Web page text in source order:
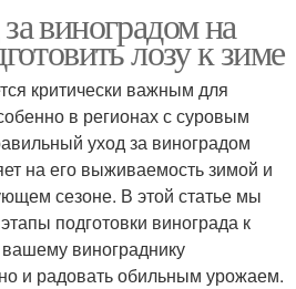
виноградом на
лозу к зиме
критически важным для
в регионах с суровым
уход за виноградом
на его выживаемость зимой и
сезоне. В этой статье мы
подготовки винограда к
винограднику
и радовать обильным урожаем.